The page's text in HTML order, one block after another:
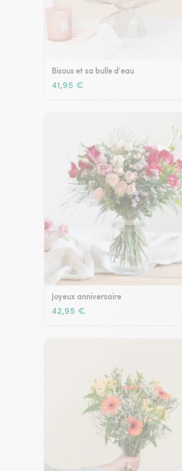
Bisous et sa bulle d'eau
41,95 €
Joyeux anniversaire
42,95 €